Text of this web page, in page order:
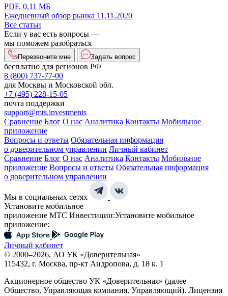
PDF, 0.11 МБ
Ежедневный обзор рынка 11.11.2020
Все статьи
Если у вас есть вопросы —
мы поможем разобраться
Перезвоните мне Задать вопрос
бесплатно для регионов РФ
8 (800) 737-77-00
для Москвы и Московской обл.
+7 (495) 228-15-05
почта поддержки
support@mts.investments
Сравнение Блог О нас Аналитика Контакты Мобильное
приложение
Вопросы и ответы Обязательная информация
о доверительном управлении Личный кабинет
Сравнение Блог О нас Аналитика Контакты Мобильное
приложение Вопросы и ответы Обязательная информация
о доверительном управлении
Мы в социальных сетях
Установите мобильное
приложение МТС Инвестиции:Установите мобильное
приложение:
Личный кабинет
© 2000–2026, АО УК «Доверительная»
115432, г. Москва, пр-кт Андропова, д. 18 к. 1
Акционерное общество УК «Доверительная» (далее –
Общество, Управляющая компания, Управляющий). Лицензия